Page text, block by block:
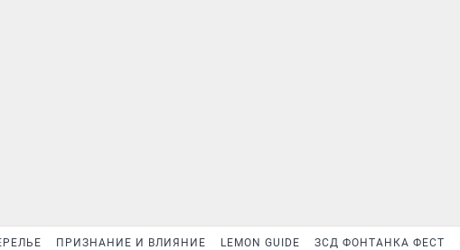
ПРИЗНАНИЕ И ВЛИЯНИЕ LEMON GUIDE ЗСД ФОНТАНКА ФЕСТ